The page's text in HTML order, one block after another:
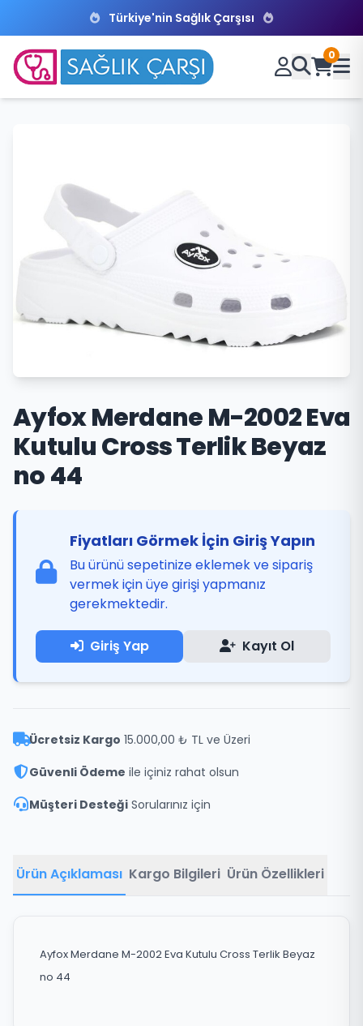
Türkiye'nin Sağlık Çarşısı
0
Ayfox Merdane M-2002 Eva
Kutulu Cross Terlik Beyaz
no 44
Fiyatları Görmek İçin Giriş Yapın
Bu ürünü sepetinize eklemek ve sipariş
vermek için üye girişi yapmanız
gerekmektedir.
Giriş Yap Kayıt Ol
Ücretsiz Kargo 15.000,00 ₺ TL ve Üzeri
Güvenli Ödeme ile içiniz rahat olsun
Müşteri Desteği Sorularınız için
Ürün Açıklaması Kargo Bilgileri Ürün Özellikleri
Ayfox Merdane M-2002 Eva Kutulu Cross Terlik Beyaz
no 44